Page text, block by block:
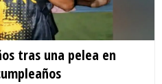
tras una pelea en